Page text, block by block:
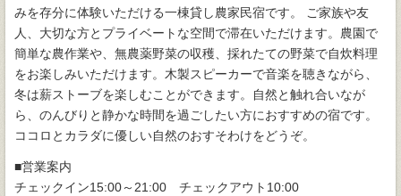
みを存分に体験いただける一棟貸し農家民宿です。 ご家族や友
人、大切な方とプライベートな空間で滞在いただけます。農園で
簡単な農作業や、無農薬野菜の収穫、採れたての野菜で自炊料理
をお楽しみいただけます。木製スピーカーで音楽を聴きながら、
冬は薪ストーブを楽しむことができます。自然と触れ合いなが
ら、のんびりと静かな時間を過ごしたい方におすすめの宿です。
ココロとカラダに優しい自然のおすそわけをどうぞ。
■営業案内
チェックイン15:00～21:00 チェックアウト10:00